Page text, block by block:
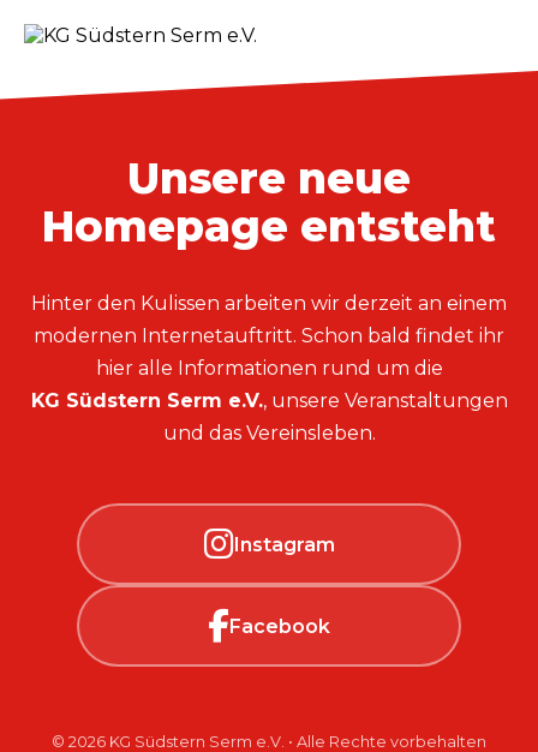
Unsere neue
Homepage entsteht
Hinter den Kulissen arbeiten wir derzeit an einem
modernen Internetauftritt. Schon bald findet ihr
hier alle Informationen rund um die
KG Südstern Serm e.V., unsere Veranstaltungen
und das Vereinsleben.
Instagram
Facebook
© 2026 KG Südstern Serm e.V. • Alle Rechte vorbehalten